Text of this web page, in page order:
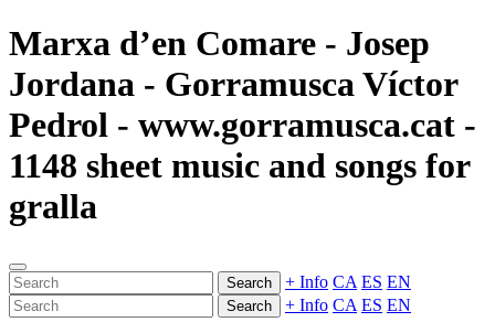
Marxa d’en Comare - Josep
Jordana - Gorramusca Víctor
Pedrol - www.gorramusca.cat -
1148 sheet music and songs for
gralla
Search + Info CA ES EN
Search + Info CA ES EN